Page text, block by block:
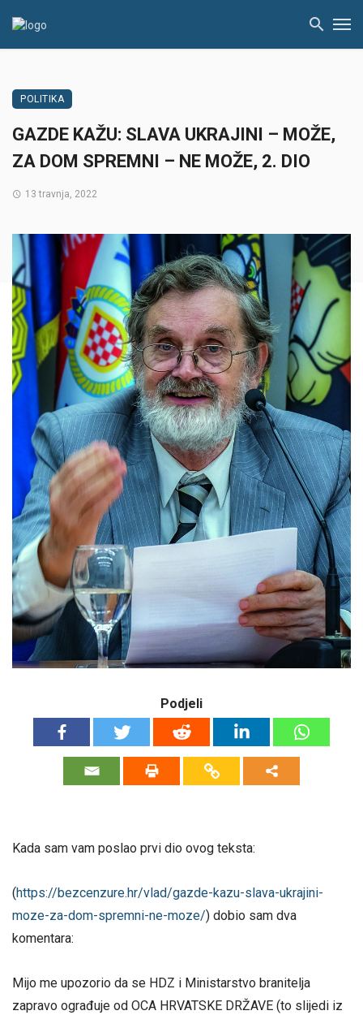
POLITIKA
GAZDE KAŽU: SLAVA UKRAJINI – MOŽE,
ZA DOM SPREMNI – NE MOŽE, 2. DIO
13 travnja, 2022
Podjeli
Kada sam vam poslao prvi dio ovog teksta:
(https://bezcenzure.hr/vlad/gazde-kazu-slava-ukrajini-
moze-za-dom-spremni-ne-moze/) dobio sam dva
komentara:
Mijo me upozorio da se HDZ i Ministarstvo branitelja
zapravo ograđuje od OCA HRVATSKE DRŽAVE (to slijedi iz